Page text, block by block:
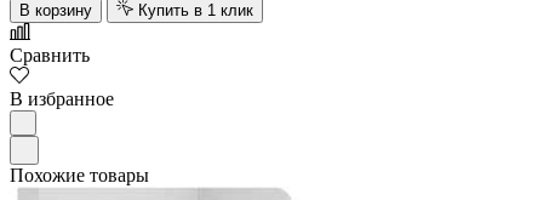
В корзину Купить в 1 клик
Сравнить
В избранное
Похожие товары